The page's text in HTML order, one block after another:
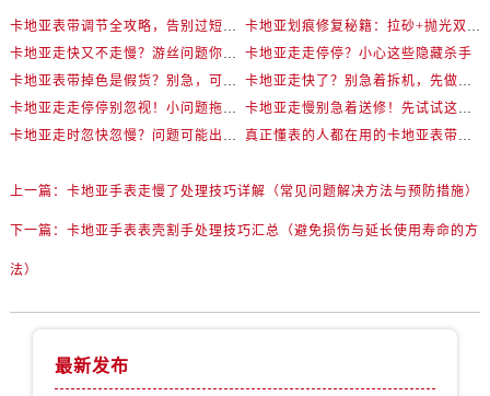
卡地亚走走停停？小心这些隐藏杀手
上一篇： 卡地亚手表走慢了处理技巧详解（常见问题解决方法与预防措施）
下一篇： 卡地亚手表表壳割手处理技巧汇总（避免损伤与延长使用寿命的方
法）
最新发布